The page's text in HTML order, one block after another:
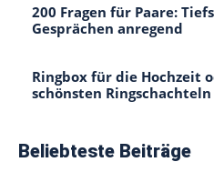
200 Fragen für Paare:
Gesprächen anregend
Ringbox für die Hochzeit
schönsten Ringschachteln
Beliebteste Beiträge